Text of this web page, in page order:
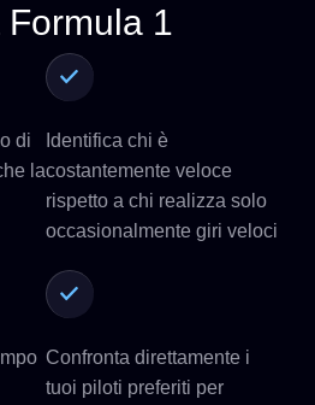
Formula 1
di
la
Identifica chi è
costantemente veloce
rispetto a chi realizza solo
occasionalmente giri veloci
Confronta direttamente i
tuoi piloti preferiti per